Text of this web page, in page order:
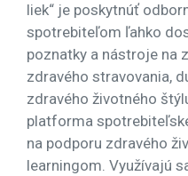
liek“ je poskytnúť
spotrebiteľom ľahko
poznatky a nástroje na
zdravého stravovania,
zdravého životného
platforma
na podporu zdravého
learningom. Využívajú